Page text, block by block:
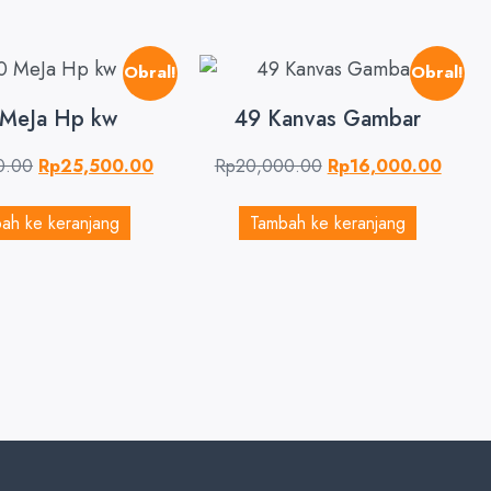
Obral!
Hp kw
Rp25,500.00
ke keranjang
Obral!
49 Kanvas Gambar
Rp20,000.00 Rp16,000.00
Tambah ke keranjang